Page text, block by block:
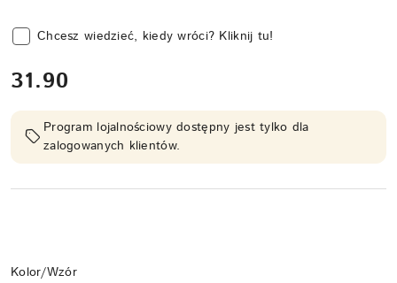
Chcesz wiedzieć, kiedy wróci? Kliknij tu!
cena:
31.90
Program lojalnościowy dostępny jest tylko dla
zalogowanych klientów.
Wariant
Kolor/Wzór